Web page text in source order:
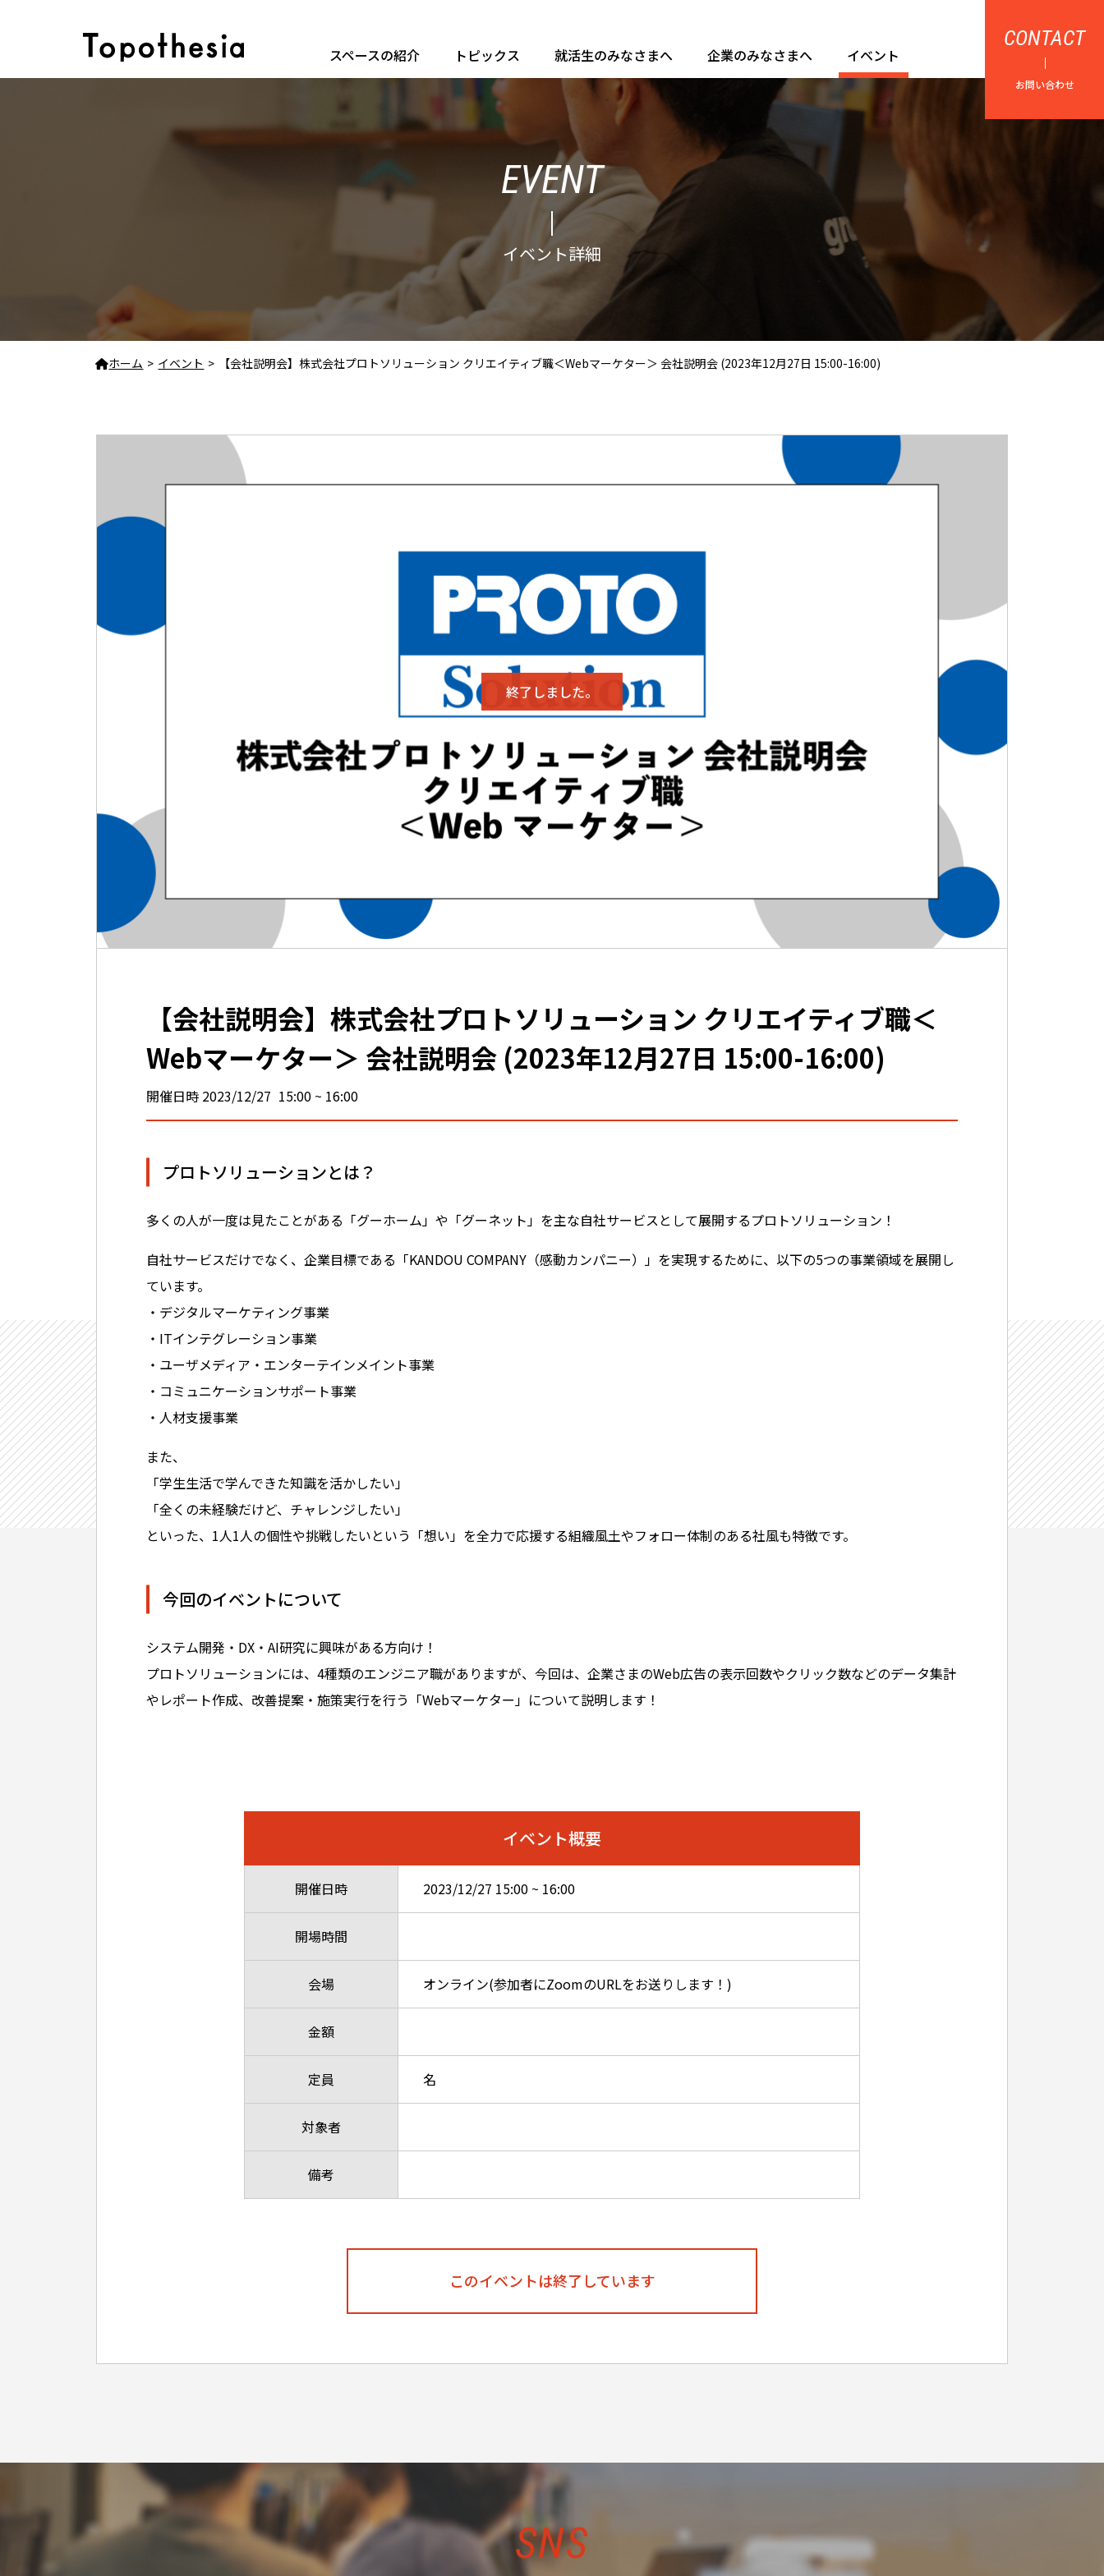
スペースの紹介 トピックス 就活生のみなさまへ 企業のみなさまへ イベント
CONTACT
お問い合わせ
EVENT
イベント詳細
ホーム イベント 【会社説明会】株式会社プロトソリューション クリエイティブ職＜Webマーケター＞ 会社説明会 (2023年12月27日 15:00-16:00)
終了しました。
【会社説明会】株式会社プロトソリューション クリエイティブ職＜
Webマーケター＞ 会社説明会 (2023年12月27日 15:00-16:00)
開催日時 2023/12/27 15:00 16:00
プロトソリューションとは？
多くの人が一度は見たことがある「グーホーム」や「グーネット」を主な自社サービスとして展開するプロトソリューション！
自社サービスだけでなく、企業目標である「KANDOU COMPANY（感動カンパニー）」を実現するために、以下の5つの事業領域を展開し
ています。
・デジタルマーケティング事業
・ITインテグレーション事業
・ユーザメディア・エンターテインメイント事業
・コミュニケーションサポート事業
・人材支援事業
また、
「学生生活で学んできた知識を活かしたい」
「全くの未経験だけど、チャレンジしたい」
といった、1人1人の個性や挑戦したいという「想い」を全力で応援する組織風土やフォロー体制のある社風も特徴です。
今回のイベントについて
システム開発・DX・AI研究に興味がある方向け！
プロトソリューションには、4種類のエンジニア職がありますが、今回は、企業さまのWeb広告の表示回数やクリック数などのデータ集計
やレポート作成、改善提案・施策実行を行う「Webマーケター」について説明します！
イベント概要
開催日時 2023/12/27 15:00 ~ 16:00
開場時間
会場 オンライン(参加者にZoomのURLをお送りします！)
金額
定員 名
対象者
備考
このイベントは終了しています
SNS